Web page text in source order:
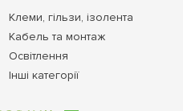
Клеми, гільзи, ізолента
Кабель та монтаж
Освітлення
Інші категорії